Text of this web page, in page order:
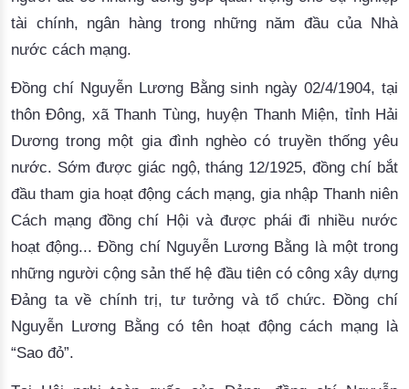
tài chính, ngân hàng trong những năm đầu của Nhà
nước cách mạng.
Đồng chí Nguyễn Lương Bằng sinh ngày02/4/1904, tại
thôn Đông, xã Thanh Tùng, huyện Thanh Miện, tỉnh Hải
Dương trong một gia đình nghèo có truyền thống yêu
nước. Sớm được giác ngộ, tháng 12/1925, đồng chí bắt
đầu tham gia hoạt động cách mạng, gia nhập Thanh niên
Cách mạng đồng chí Hội và được phái đi nhiều nước
hoạt động... Đồng chí Nguyễn Lương Bằng là một trong
những người cộng sản thế hệ đầu tiên có công xây dựng
Đảng ta về chính trị, tư tưởng và tổ chức. Đồng chí
Nguyễn Lương Bằng có tên hoạt động cách mạng là
“Sao đỏ”.